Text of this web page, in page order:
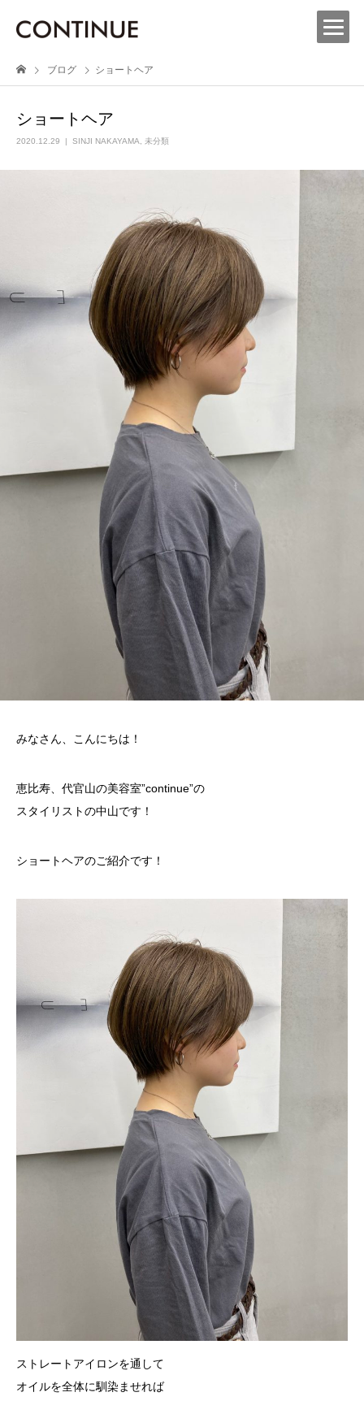
ブログ ショートヘア
ショートヘア
2020.12.29 SINJI NAKAYAMA 未分類
みなさん、こんにちは！
恵比寿、代官山の美容室”continue”の
スタイリストの中山です！
ショートヘアのご紹介です！
ストレートアイロンを通して
オイルを全体に馴染ませれば